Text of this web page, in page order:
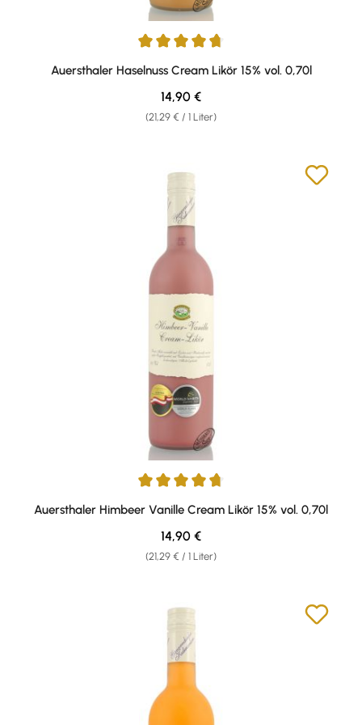
Durchschnittliche Bewertung von 4.82 von 5 Sternen
Auersthaler Haselnuss Cream Likör 15% vol. 0,70l
(21,29 € / 1 Liter)
Regulärer Preis:
14,90 €
Durchschnittliche Bewertung von 4.82 von 5 Sternen
Auersthaler Himbeer Vanille Cream Likör 15% vol. 0,70l
(21,29 € / 1 Liter)
Regulärer Preis:
14,90 €